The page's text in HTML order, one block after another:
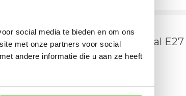
social media te bieden en om ons
met onze partners voor social
andere informatie die u aan ze heeft
dit
Led lichtbron spiraal